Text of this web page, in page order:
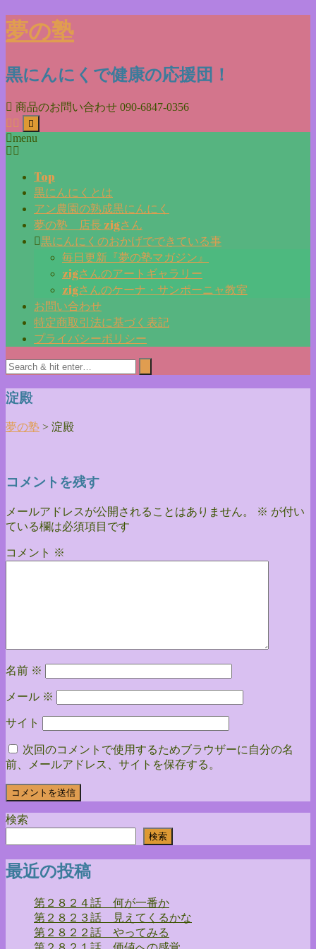
Skip
to
content
夢の塾
黒にんにくで健康の応援団！
商品のお問い合わせ 090-6847-0356
menu
Top
黒にんにくとは
アン農園の熟成黒にんにく
夢の塾 店長 zigさん
黒にんにくのおかげでできている事
毎日更新『夢の塾マガジン』
zigさんのアートギャラリー
zigさんのケーナ・サンポーニャ教室
お問い合わせ
特定商取引法に基づく表記
プライバシーポリシー
淀殿
夢の塾 > 淀殿
コメントを残す
メールアドレスが公開されることはありません。 ※ が付い
ている欄は必須項目です
コメント ※
名前 ※
メール ※
サイト
次回のコメントで使用するためブラウザーに自分の名
前、メールアドレス、サイトを保存する。
検索
検索
最近の投稿
第２８２４話 何が一番か
第２８２３話 見えてくるかな
第２８２２話 やってみる